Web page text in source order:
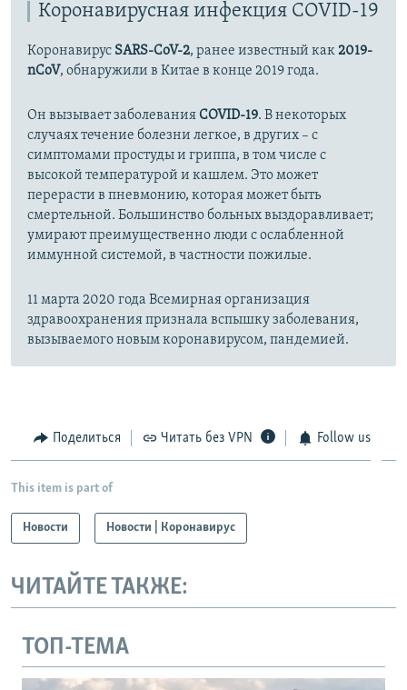
Коронавирусная инфекция COVID-19
Коронавирус SARS-CoV-2, ранее известный как2019-
nCoV, обнаружили в Китае в конце 2019 года.
Он вызывает заболеванияCOVID-19. В некоторых
случаях течение болезни легкое, в других – с
симптомами простуды и гриппа, в том числе с
высокой температурой и кашлем. Это может
перерасти в пневмонию, которая может быть
смертельной. Большинство больных выздоравливает;
умирают преимущественно люди с ослабленной
иммунной системой, в частности пожилые.
11 марта 2020 года Всемирная организация
здравоохранения признала вспышку заболевания,
вызываемого новым коронавирусом, пандемией.
Поделиться Читать без VPN Follow us
This item is part of
Новости Новости | Коронавирус
ЧИТАЙТЕ ТАКЖЕ:
ТОП-ТЕМА